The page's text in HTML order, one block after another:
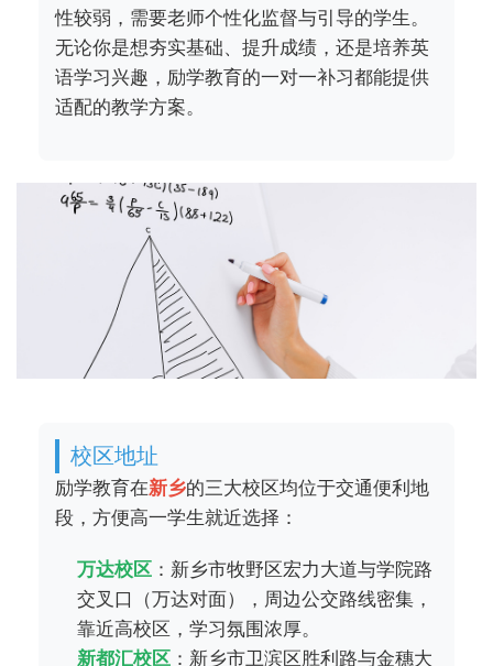
性较弱，需要老师个性化监督与引导的学生。
无论你是想夯实基础、提升成绩，还是培养英
语学习兴趣，励学教育的一对一补习都能提供
适配的教学方案。
校区地址
励学教育在新乡的三大校区均位于交通便利地
段，方便高一学生就近选择：
万达校区 ：新乡市牧野区宏力大道与学院路
交叉口（万达对面），周边公交路线密集，
靠近高校区，学习氛围浓厚。
新都汇校区 ：新乡市卫滨区胜利路与金穗大